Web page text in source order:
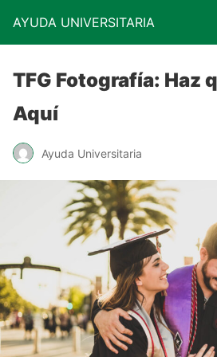
AYUDA UNIVERSITARIA
TFG Fotografía: Haz
Aquí
Ayuda Universitaria